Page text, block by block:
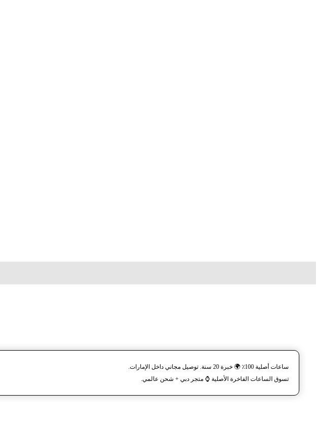
ساعات أصلية 100٪ 🌍 خبرة 20 سنة. توصيل مجاني داخل الإمارات.
تسوق الساعات الفاخرة الأصلية ⌚️ متجر دبي + شحن عالمي.